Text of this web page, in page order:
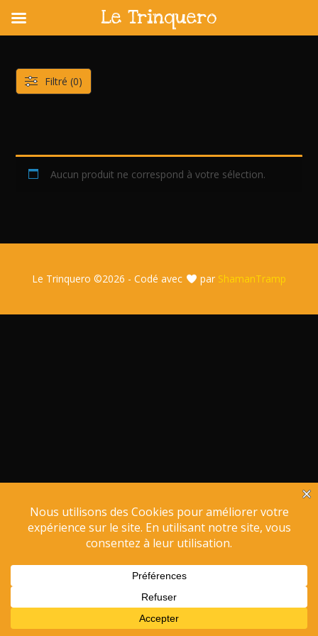
content
Aucun produit ne correspond à votre sélection.
Filtré (0)
Le Trinquero ©2026 - Codé avec par ShamanTramp
Le Trinquero